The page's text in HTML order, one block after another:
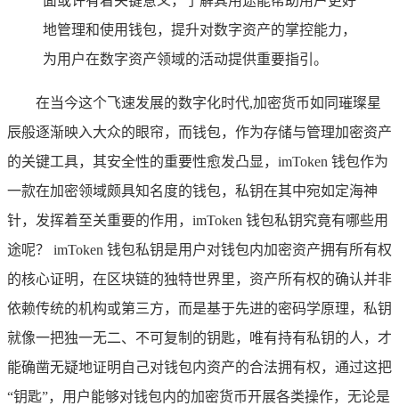
地管理和使用钱包，提升对数字资产的掌控能力，
为用户在数字资产领域的活动提供重要指引。
在当今这个飞速发展的数字化时代,加密货币如同璀璨星
辰般逐渐映入大众的眼帘，而钱包，作为存储与管理加密资产
的关键工具，其安全性的重要性愈发凸显，imToken 钱包作为
一款在加密领域颇具知名度的钱包，私钥在其中宛如定海神
针，发挥着至关重要的作用，imToken 钱包私钥究竟有哪些用
途呢？ imToken 钱包私钥是用户对钱包内加密资产拥有所有权
的核心证明，在区块链的独特世界里，资产所有权的确认并非
依赖传统的机构或第三方，而是基于先进的密码学原理，私钥
就像一把独一无二、不可复制的钥匙，唯有持有私钥的人，才
能确凿无疑地证明自己对钱包内资产的合法拥有权，通过这把
“钥匙”，用户能够对钱包内的加密货币开展各类操作，无论是